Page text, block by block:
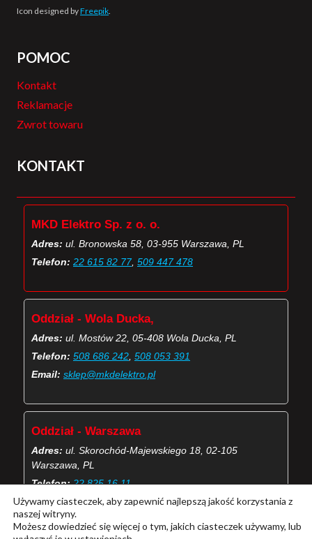
Icon designed byFreepik.
POMOC
Kontakt
Reklamacje
Zwrot towaru
KONTAKT
MKD Elektro Sp. z o. o.
Adres: ul. Bronowska 58, 03-955 Warszawa, PL
Telefon: 22 615 82 77, 509 447 478
Oddział - Wola Ducka,
Adres: ul. Mostów 22, 05-408 Wola Ducka, PL
Telefon: 508 686 242 508 053 391
Email: sklep@mkdelektro.pl
Oddział - Warszawa
Adres: ul. Skorochód-Majewskiego 18, 02-105
Warszawa, PL
Telefon: 22 825 16 11
Email: skorochod@mkdelektro.pl
Używamy ciasteczek, aby zapewnić najlepszą jakość korzystania z
naszej witryny.
Możesz dowiedzieć się więcej o tym, jakich ciasteczek używamy, lub